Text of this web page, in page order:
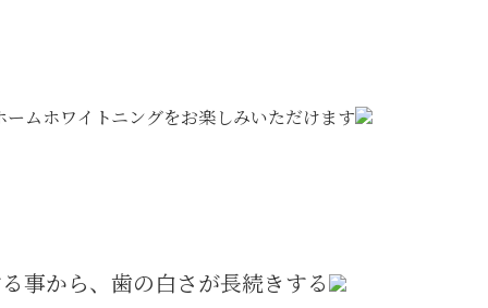
ムホワイトニングをお楽しみいただけます
事から、歯の白さが長続きする